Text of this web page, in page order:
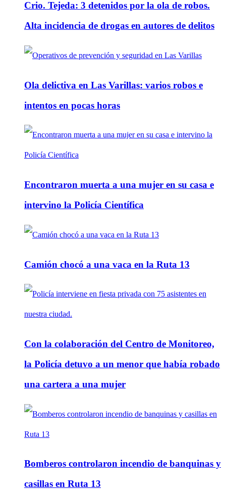
Crio. Tejeda: 3 detenidos por la ola de robos.
Alta incidencia de drogas en autores de delitos
Ola delictiva en Las Varillas: varios robos e
intentos en pocas horas
Encontraron muerta a una mujer en su casa e
intervino la Policía Científica
Camión chocó a una vaca en la Ruta 13
Con la colaboración del Centro de Monitoreo,
la Policía detuvo a un menor que había robado
una cartera a una mujer
Bomberos controlaron incendio de banquinas y
casillas en Ruta 13